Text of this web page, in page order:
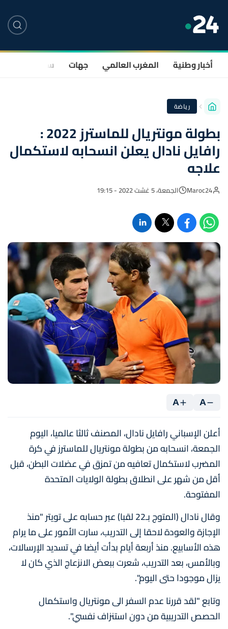
أخبار وطنية المغرب العالمي جهات سياسة
رياضة
بطولة مونتريال للماسترز 2022 :
رافايل نادال يعلن انسحابه لاستكمال
علاجه
Maroc24 الجمعة، 5 غشت 2022 - 19:15
A
A
أعلن الإسباني رافايل نادال، المصنف ثالثا عالميا، اليوم
الجمعة، انسحابه من بطولة مونتريال للماسترز في كرة
المضرب لاستكمال تعافيه من تمزق في عضلات البطن، قبل
أقل من شهر على انطلاق بطولة الولايات المتحدة
المفتوحة.
وقال نادال (المتوج بـ22 لقبا) عبر حسابه على تويتر "منذ
الإجازة والعودة لاحقا إلى التدريب، سارت الأمور على ما يرام
هذه الأسابيع. منذ أربعة أيام بدأت أيضا في تسديد الإرسالات،
وبالأمس، بعد التدريب، شعرت ببعض الانزعاج الذي كان لا
يزال موجودا حتى اليوم".
وتابع "لقد قررنا عدم السفر الى مونتريال واستكمال
الحصص التدريبية من دون استنزاف نفسي".